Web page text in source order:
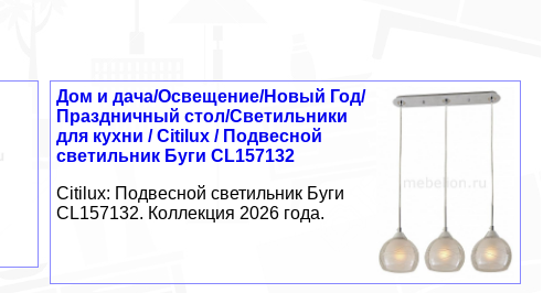
Дом и дача/Освещение/Новый Год/
Праздничный стол/Светильники
для кухни / Citilux / Подвесной
светильник Буги CL157132
Citilux: Подвесной светильник Буги
CL157132. Коллекция 2026 года.